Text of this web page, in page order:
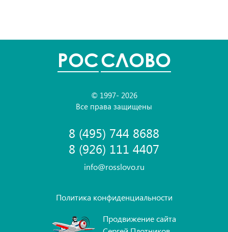
POCСЛОВО
© 1997- 2026
Все права защищены
8 (495) 744 8688
8 (926) 111 4407
info@rosslovo.ru
Политика конфиденциальности
Продвижение сайта